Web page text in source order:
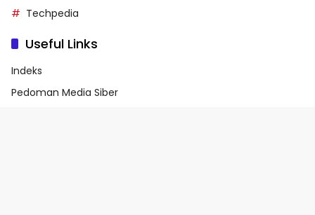
Techpedia
Useful Links
Indeks
Pedoman Media Siber